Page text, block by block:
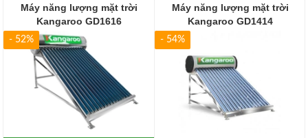
Máy năng lượng mặt trời
Kangaroo GD1616
- 52%
Máy năng lượng mặt trời
Kangaroo GD1414
- 54%